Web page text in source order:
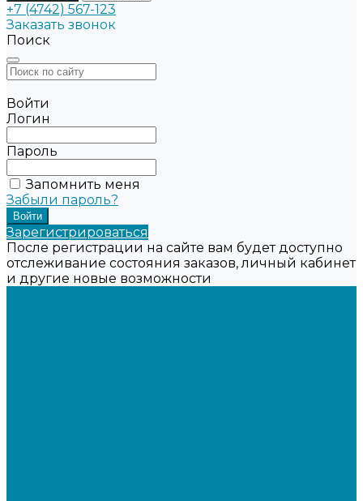
+7 (4742) 567-123
Заказать звонок
Поиск
Войти
Логин
Пароль
Запомнить меня
Забыли пароль?
Зарегистрироваться
После регистрации на сайте вам будет доступно
отслеживание состояния заказов, личный кабинет
и другие новые возможности